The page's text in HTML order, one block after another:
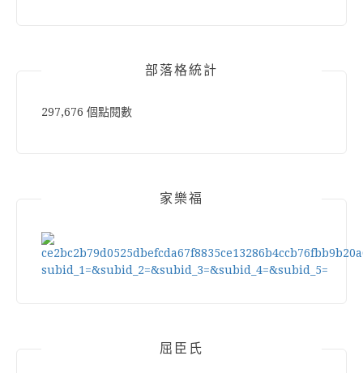
部落格統計
297,676 個點閱數
家樂福
屈臣氏